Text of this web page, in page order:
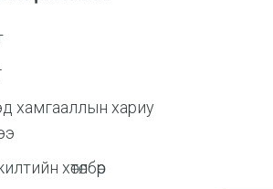
хамгааллын хариу
хөтөлбөр